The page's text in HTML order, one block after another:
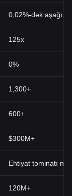
0,02%-dək aşağı
125x
0%
1,300+
600+
$300M+
Ehtiyat təminatı
120M+